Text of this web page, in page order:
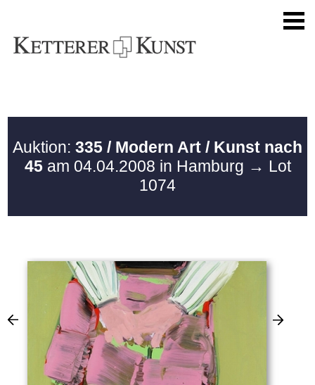
Auktion: 335 / Modern Art / Kunst nach
45am 04.04.2008 in Hamburg → Lot
1074